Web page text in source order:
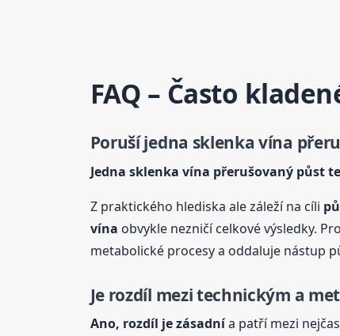
FAQ – Často
Poruší jedna sklenka vína
Jedna sklenka vína přerušovaný půst
Z praktického hlediska ale záleží na cíli
vína obvykle nezničí celkové výsledky.
metabolické procesy a oddaluje nástup
Je rozdíl mezi technickým a
Ano, rozdíl je zásadnía patří mezi